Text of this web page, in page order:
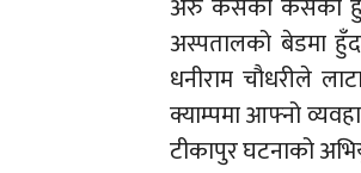
अरु कसको कसको हुने
अस्पतालको बेडमा
धनीराम चौधरीले
क्याम्पमा आफ्नो
टीकापुर घटनाको